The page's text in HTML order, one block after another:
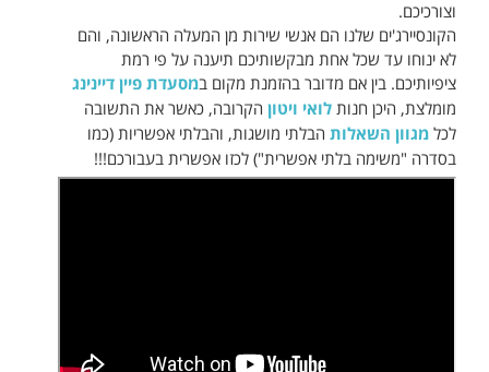
וצורכיכם.
הקונסיירג'ים שלנו הם אנשי שירות מן המעלה הראשונה, והם
לא ינוחו עד שכל אחת מבקשותיכם תיענה על פי רמת
ציפיותיכם. בין אם מדובר בהזמנת מקום במסעדת פיין דיינינג
מומלצת, היכן חנות לואי ויטון הקרובה, כאשר את התשובה
לכל מגוון השאלות הבלתי מושגות, והבלתי אפשריות (כמו
בסדרה "משימה בלתי אפשרית") לכזו אפשרית בעבורכם!!!